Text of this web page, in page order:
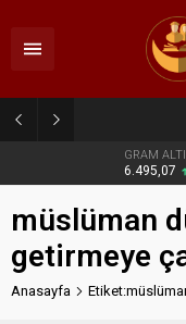
GRAM
6.495,07
müslüman
getirmeye
Anasayfa